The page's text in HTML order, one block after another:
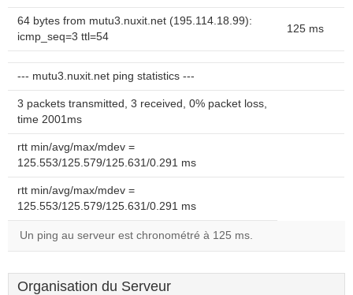
64 bytes from mutu3.nuxit.net (195.114.18.99):
icmp_seq=3 ttl=54
125 ms
--- mutu3.nuxit.net ping statistics ---
3 packets transmitted, 3 received, 0% packet loss,
time 2001ms
rtt min/avg/max/mdev =
125.553/125.579/125.631/0.291 ms
rtt min/avg/max/mdev =
125.553/125.579/125.631/0.291 ms
Un ping au serveur est chronométré à 125 ms.
Organisation du Serveur